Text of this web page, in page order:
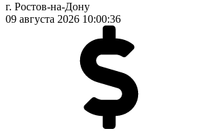
г. Ростов-на-Дону
09 августа 2026 10:00:37